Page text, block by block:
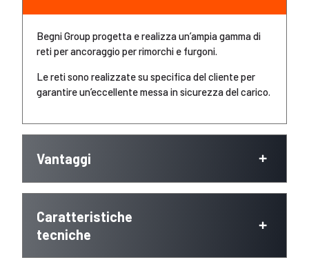
Begni Group progetta e realizza un’ampia gamma di
reti per ancoraggio per rimorchi e furgoni.
Le reti sono realizzate su specifica del cliente per
garantire un’eccellente messa in sicurezza del carico.
Vantaggi
Caratteristiche
tecniche